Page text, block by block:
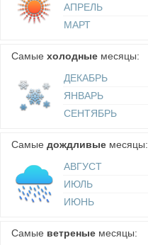
АПРЕЛЬ
МАРТ
Самые холодные месяцы:
ДЕКАБРЬ
ЯНВАРЬ
СЕНТЯБРЬ
Самые дождливые месяцы:
АВГУСТ
ИЮЛЬ
ИЮНЬ
Самые ветреные месяцы: